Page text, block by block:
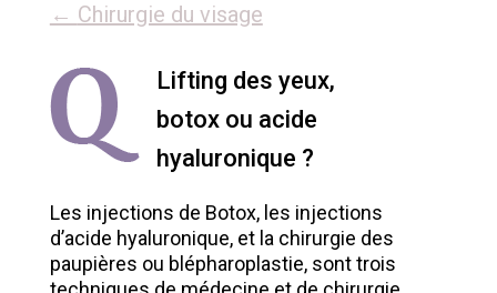
← Chirurgie du visage
Lifting des yeux,
botox ou acide
hyaluronique ?
Les injections de Botox, les injections
d’acide hyaluronique, et la chirurgie des
paupières ou blépharoplastie, sont trois